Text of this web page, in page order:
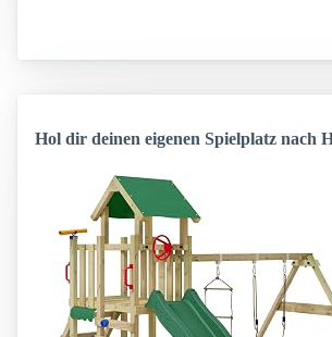
Hol dir deinen eigenen Spielplatz nach